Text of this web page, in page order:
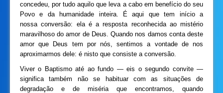
concedeu, por tudo aquilo que leva a cabo em benefício do seu
Povo e da humanidade inteira. É aqui que tem início a
nossa conversão: ela é a resposta reconhecida ao mistério
maravilhoso do amor de Deus. Quando nos damos conta deste
amor que Deus tem por nós, sentimos a vontade de nos
aproximarmos dele: é nisto que consiste a conversão.
Viver o Baptismo até ao fundo — eis o segundo convite —
significa também não se habituar com as situações de
degradação e de miséria que encontramos, quando